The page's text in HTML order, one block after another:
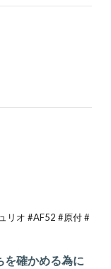
リオ #AF52 #原付 #
確かめる為に